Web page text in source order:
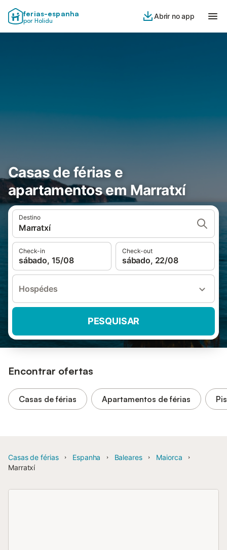
ferias-espanha
por Holidu
Abrir no app
Casas de férias e
apartamentos em Marratxí
Destino
Marratxí
Check-in
sábado, 15/08
Check-out
sábado, 22/08
Hospédes
PESQUISAR
Encontrar ofertas
Casas de férias Apartamentos de férias
Casas de férias Espanha Baleares
Maiorca
Marratxí